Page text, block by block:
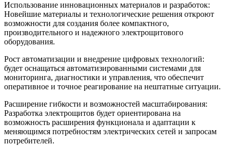
Использование инновационных материалов и разработок:
Новейшие материалы и технологические решения откроют
возможности для создания более компактного,
производительного и надежного электрощитового
оборудования.
Рост автоматизации и внедрение цифровых технологий:
будет оснащаться автоматизированными системами для
мониторинга, диагностики и управления, что обеспечит
оперативное и точное реагирование на нештатные ситуации.
Расширение гибкости и возможностей масштабирования:
Разработка электрощитов будет ориентирована на
возможность расширения функционала и адаптации к
меняющимся потребностям электрических сетей и запросам
потребителей.